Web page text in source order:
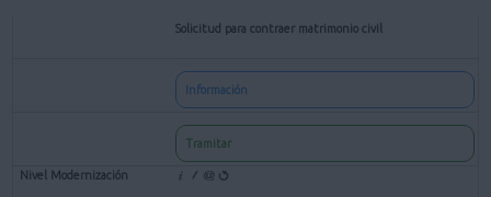
Solicitud para contraer matrimonio civil
Información
Tramitar